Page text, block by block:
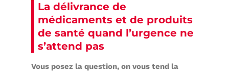
La délivrance de
médicaments et de produits
de santé quand l’urgence ne
s’attend pas
Vous posez la question, on vous tend la